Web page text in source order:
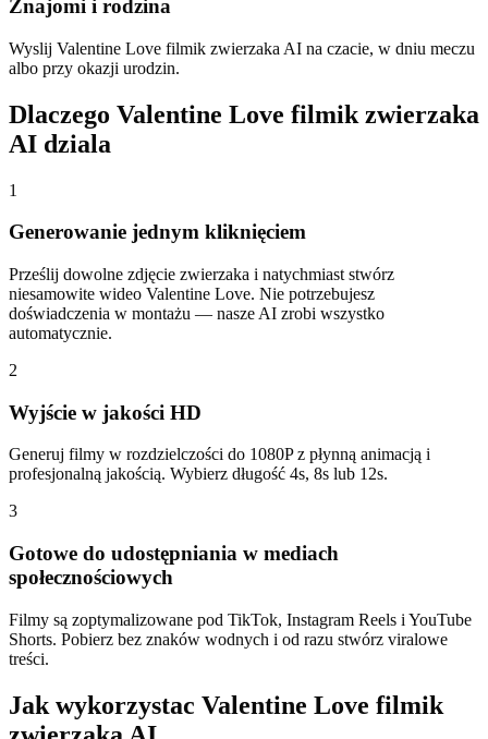
Znajomi i rodzina
Wyslij Valentine Love filmik zwierzaka AI na czacie, w dniu meczu
albo przy okazji urodzin.
Dlaczego Valentine Love filmik zwierzaka
AI dziala
1
Generowanie jednym kliknięciem
Prześlij dowolne zdjęcie zwierzaka i natychmiast stwórz
niesamowite wideo Valentine Love. Nie potrzebujesz
doświadczenia w montażu — nasze AI zrobi wszystko
automatycznie.
2
Wyjście w jakości HD
Generuj filmy w rozdzielczości do 1080P z płynną animacją i
profesjonalną jakością. Wybierz długość 4s, 8s lub 12s.
3
Gotowe do udostępniania w mediach
społecznościowych
Filmy są zoptymalizowane pod TikTok, Instagram Reels i YouTube
Shorts. Pobierz bez znaków wodnych i od razu stwórz viralowe
treści.
Jak wykorzystac Valentine Love filmik